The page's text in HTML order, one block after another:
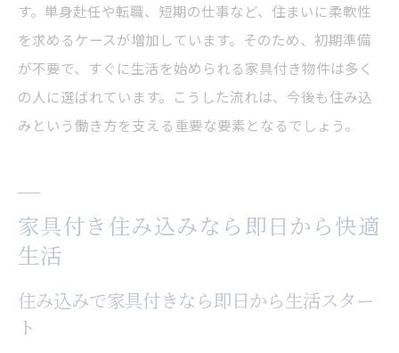
す。単身赴任や転職、短期の仕事など、住まいに柔軟性
を求めるケースが増加しています。そのため、初期準備
が不要で、すぐに生活を始められる家具付き物件は多く
の人に選ばれています。こうした流れは、今後も住み込
みという働き方を支える重要な要素となるでしょう。
家具付き住み込みなら即日から快適
生活
住み込みで家具付きなら即日から生活スター
ト